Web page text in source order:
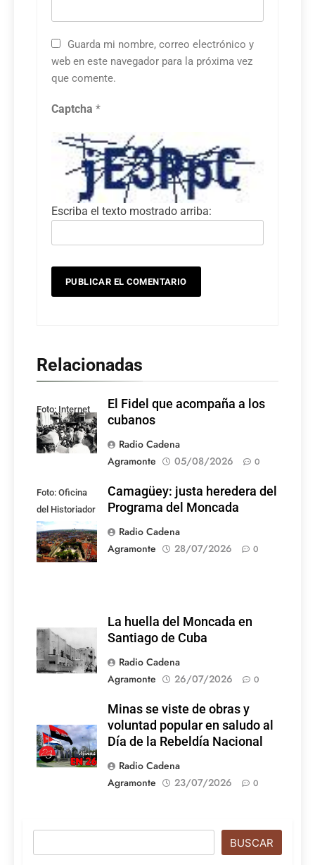
Guarda mi nombre, correo electrónico y
web en este navegador para la próxima vez
que comente.
Captcha *
Escriba el texto mostrado arriba:
Relacionadas
Foto: Internet
El Fidel que acompaña a los
cubanos
Radio Cadena
Agramonte
05/08/2026 0
Foto: Oficina
del Historiador
de la Ciudad de
Camagüey
Camagüey: justa heredera del
Programa del Moncada
Radio Cadena
Agramonte
28/07/2026 0
La huella del Moncada en
Santiago de Cuba
Radio Cadena
Agramonte
26/07/2026 0
Minas se viste de obras y
voluntad popular en saludo al
Día de la Rebeldía Nacional
Radio Cadena
Agramonte
23/07/2026 0
BUSCAR